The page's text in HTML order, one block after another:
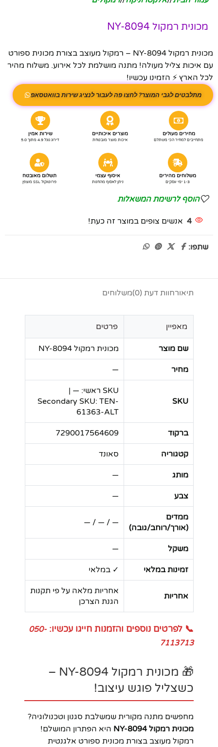
מכונית רמקול NY-8094
מכונית רמקול NY-8094 – רמקול מעוצב בצורת מכונית ספורט
עם איכות צליל מעולה! מתנה מושלמת לכל אירוע. משלוח מהיר
לכל הארץ ⚡ הזמינו עכשיו!
מתלבטים לגבי המוצר? לחצו פה לעבור לנציג שירות בוואטסאפ
מחירים מעולים
מתחייבים למחיר הכי משתלם
מוצרים איכותיים
איכות מוצר מובטחת
שירות אמין
דירוג גוגל 4.9 מתוך 5.0
משלוחים מהירים
1-3 ימי עסקים
איסוף עצמי
ניתן לאסוף מהחנות
תשלום מאובטח
פרוטוקול SSL מוצפן
הוסף לרשימת המשאלות
4 אנשים צופים במוצר זה כעת!
שתפו:
תיאורחוות דעת (0) משלוחים
מאפיין פרטים
שם מוצר מכונית רמקול NY-8094
מחיר —
SKU
SKU ראשי: — |
Secondary SKU: TEN-
61363-ALT
ברקוד 7290017564609
קטגוריה סאונד
מותג —
צבע —
ממדים
(אורך/רוחב/גובה)
— / — / —
משקל —
זמינות במלאי ✓ במלאי
אחריות
אחריות מלאה על פי תקנות
הגנת הצרכן
📞 לפרטים נוספים והזמנות חייגו עכשיו: 050-
7113713
🎁 מכונית רמקול NY-8094 –
כשצליל פוגש עיצוב!
מחפשים מתנה מקורית שמשלבת סגנון וטכנולוגיה?
מכונית רמקול NY-8094
היא הפתרון המושלם!
רמקול מעוצב בצורת מכונית ספורט אלגנטית